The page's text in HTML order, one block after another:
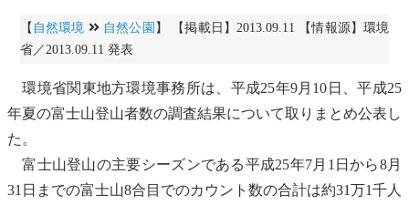
【 自然環境 自然公園 】 【掲載日】2013.09.11 【情報源】環境
省／2013.09.11 発表
環境省関東地方環境事務所は、平成25年9月10日、平成25
年夏の富士山登山者数の調査結果について取りまとめ公表し
た。
富士山登山の主要シーズンである平成25年7月1日から8月
31日までの富士山8合目でのカウント数の合計は約31万1千人